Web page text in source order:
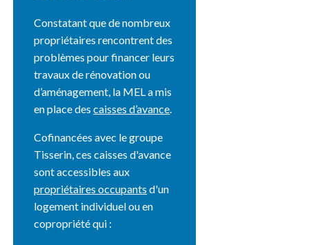
Constatant que de nombreux
propriétaires rencontrent des
problèmes pour financer leurs
travaux de rénovation ou
d’aménagement, la MEL a mis
en place descaisses d’avance
Cofinancées avec le groupe
Tisserin, ces caisses d'avance
sont accessibles aux
propriétaires occupants d'un
logement individuel ou en
copropriété qui :